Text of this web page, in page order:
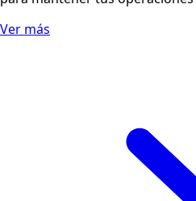
Ver más